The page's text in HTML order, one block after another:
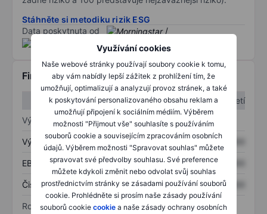
Využívání cookies
Naše webové stránky používají soubory cookie k tomu,
aby vám nabídly lepší zážitek z prohlížení tím, že
umožňují, optimalizují a analyzují provoz stránek, a také
k poskytování personalizovaného obsahu reklam a
umožňují připojení k sociálním médiím. Výběrem
možnosti "Přijmout vše" souhlasíte s používáním
souborů cookie a souvisejícím zpracováním osobních
údajů. Výběrem možnosti "Spravovat souhlas" můžete
spravovat své předvolby souhlasu. Své preference
můžete kdykoli změnit nebo odvolat svůj souhlas
prostřednictvím stránky se zásadami používání souborů
cookie. Prohlédněte si prosím naše zásady používání
souborů cookie cookie a naše zásady ochrany osobních
Stáhněte si metodiku rizik ESG
Data poskytnuta od
/
Finanční informace
1. čtvrtletí
2. čtvrtletí
Výkaz zisku a ztráty
Výnos XXXXXXX XXXXXXX
EBITDA XXXXXXX XXXXXXX
Čistý příjem XXXXXXX XXXXXXX
Rozvaha